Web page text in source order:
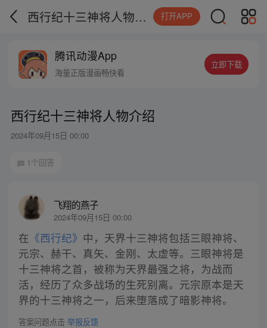
西行纪十三神将人物介绍 打开APP
腾讯动漫App
海量正版漫画畅快看
立即下载
西行纪十三神将人物介绍
2024年09月15日 00:00
1个回答
飞翔的燕子
2024年09月15日 00:00
在 《西行纪》 中，天界十三神将包括三眼神将、
元宗、赫干、真矢、金刚、太虚等。三眼神将是
十三神将之首，被称为天界最强之将，为战而
活，经历了众多战场的生死别离。元宗原本是天
界的十三神将之一，后来堕落成了暗影神将。
答案问题点击 举报反馈